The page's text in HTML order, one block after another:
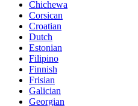
Chichewa
Corsican
Croatian
Dutch
Estonian
Filipino
Finnish
Frisian
Galician
Georgian